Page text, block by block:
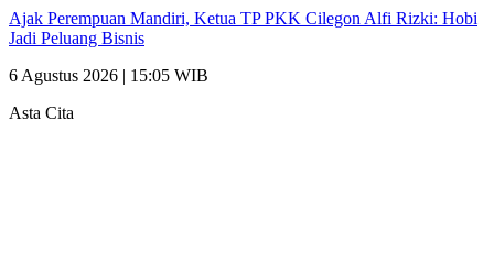
Ajak Perempuan Mandiri, Ketua TP PKK Cilegon Alfi Rizki: Hobi
Jadi Peluang Bisnis
6 Agustus 2026 | 15:05 WIB
Asta Cita